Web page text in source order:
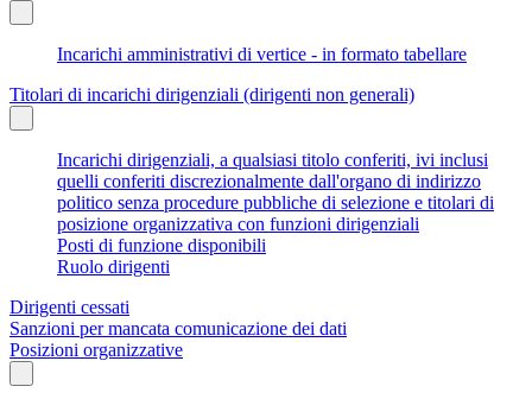
Incarichi amministrativi di vertice - in formato tabellare
Titolari di incarichi dirigenziali (dirigenti non generali)
Incarichi dirigenziali, a qualsiasi titolo conferiti, ivi inclusi
quelli conferiti discrezionalmente dall'organo di indirizzo
politico senza procedure pubbliche di selezione e titolari di
posizione organizzativa con funzioni dirigenziali
Posti di funzione disponibili
Ruolo dirigenti
Dirigenti cessati
Sanzioni per mancata comunicazione dei dati
Posizioni organizzative